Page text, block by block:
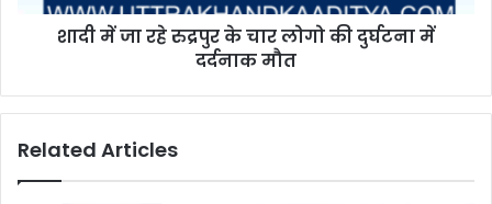
शादी में जा रहे रुद्रपुर के चार लोगो की दुर्घटना में
दर्दनाक मौत
Related Articles